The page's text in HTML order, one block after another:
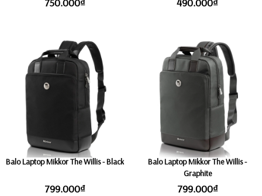
Balo Laptop Mikkor The Willis - Black
799.000₫
Balo Laptop Mikkor The Willis -
Graphite
799.000₫